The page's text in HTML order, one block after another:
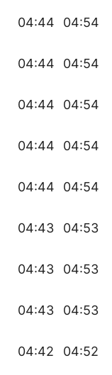
04:44 04:54
04:44 04:54
04:44 04:54
04:44 04:54
04:44 04:54
04:43 04:53
04:43 04:53
04:43 04:53
04:42 04:52